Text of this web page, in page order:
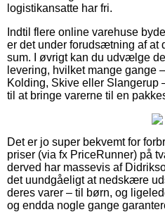
logistikansatte har fri.
Indtil flere online varehuse
er det under forudsætning af at
sum. I øvrigt kan du udvælge
levering, hvilket mange gange
Kolding, Skive eller Slangerup
til at bringe varerne til en
Det er jo super bekvemt for
priser (via fx PriceRunner) på
derved har massevis af
det uundgåeligt at nedskære
deres varer – til børn, og
og endda nogle gange